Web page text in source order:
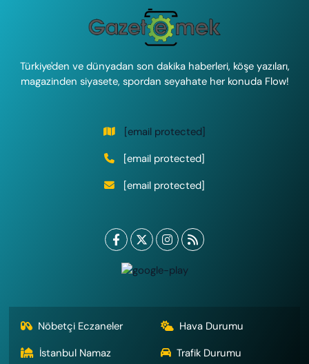
Türkiye'den ve dünyadan son dakika haberleri, köşe yazıları,
magazinden siyasete, spordan seyahate her konuda Flow!
[email protected]
[email protected]
[email protected]
Nöbetçi Eczaneler
Hava Durumu
İstanbul Namaz
Trafik Durumu